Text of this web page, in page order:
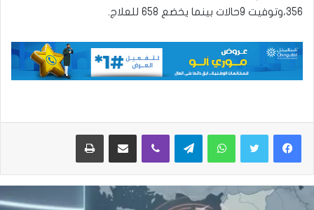
356،وتوفيت 9حالات بينما يخضع 658 للعلاج.
واتساب تيلقرام ڤايبر مشاركة عبر البريد طباعة